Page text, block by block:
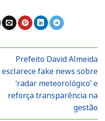
Prefeito David Almeida
esclarece fake news sobre
‘radar meteorológico’ e
reforça transparência na
gestão